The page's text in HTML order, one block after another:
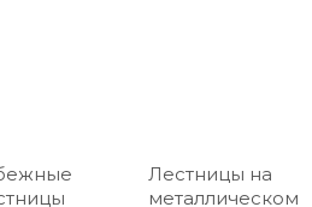
Лестницы на
металлическом